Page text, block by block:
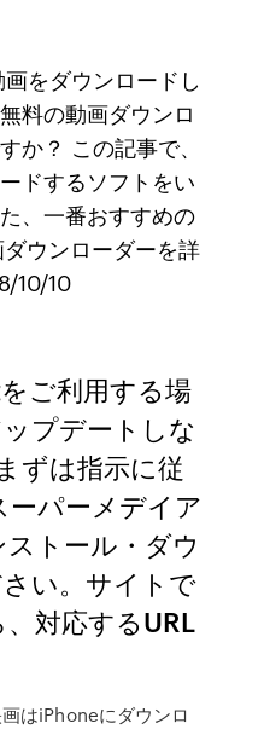
をダウンロードし
料の動画ダウンロ
か？ この記事で、
ドするソフトをい
、一番おすすめの
ウンローダーを詳
10/10
ご利用する場
プデートしな
ずは指示に従
ーパーメデイア
トール・ダウ
い。サイトで
対応するURL
はiPhoneにダウンロ